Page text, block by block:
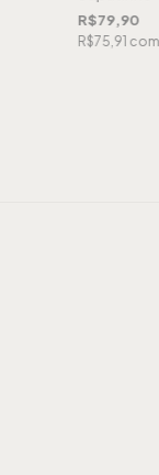
R$79,90
R$75,91 com